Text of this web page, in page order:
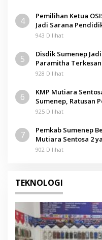
4
Pemilihan Ketua
Jadi Sarana
943 Dilihat
5
Disdik Sumenep
Paramitha
928 Dilihat
6
KMP Mutiara
Sumenep, Ratusan
925 Dilihat
7
Pemkab Sumenep
Mutiara Sentosa 2
902 Dilihat
TEKNOLOGI